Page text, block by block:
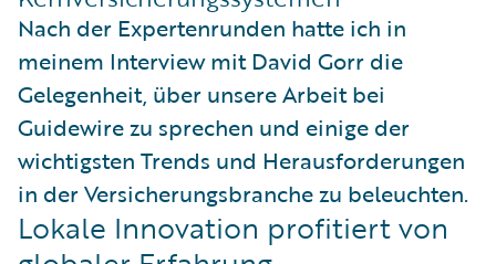
Nach der Expertenrunden hatte ich in
meinem Interview mit David Gorr die
Gelegenheit, über unsere Arbeit bei
Guidewire zu sprechen und einige der
wichtigsten Trends und Herausforderungen
in der Versicherungsbranche zu beleuchten.
Lokale Innovation profitiert von